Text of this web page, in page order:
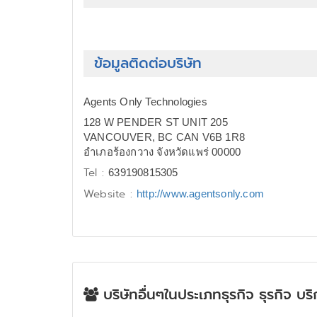
ข้อมูลติดต่อบริษัท
Agents Only Technologies
128 W PENDER ST UNIT 205
VANCOUVER, BC CAN V6B 1R8
อำเภอร้องกวาง จังหวัดแพร่ 00000
Tel :639190815305
Website : http://www.agentsonly.com
บริษัทอื่นๆในประเภทธุรกิจ ธุรกิจ บริ